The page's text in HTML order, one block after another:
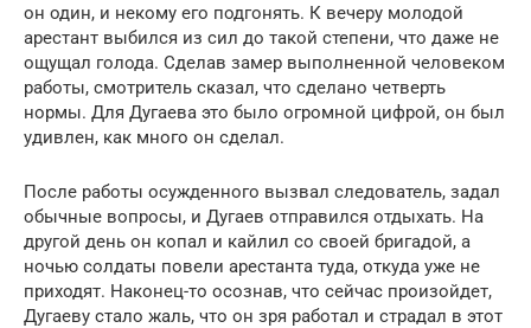
он один, и некому его подгонять. К вечеру молодой
арестант выбился из сил до такой степени, что даже не
ощущал голода. Сделав замер выполненной человеком
работы, смотритель сказал, что сделано четверть
нормы. Для Дугаева это было огромной цифрой, он был
удивлен, как много он сделал.
После работы осужденного вызвал следователь, задал
обычные вопросы, и Дугаев отправился отдыхать. На
другой день он копал и кайлил со своей бригадой, а
ночью солдаты повели арестанта туда, откуда уже не
приходят. Наконец-то осознав, что сейчас произойдет,
Дугаеву стало жаль, что он зря работал и страдал в этот